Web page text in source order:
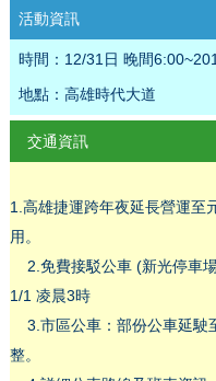
活動資訊
時間：12/31日 晚間
地點：高雄時代大道
交通資訊
1.高雄捷運跨年夜延長營運至
用。
2.免費接駁公車 (新光停車
1/1 凌晨3時
3.市區公車：部份公車延駛
整。